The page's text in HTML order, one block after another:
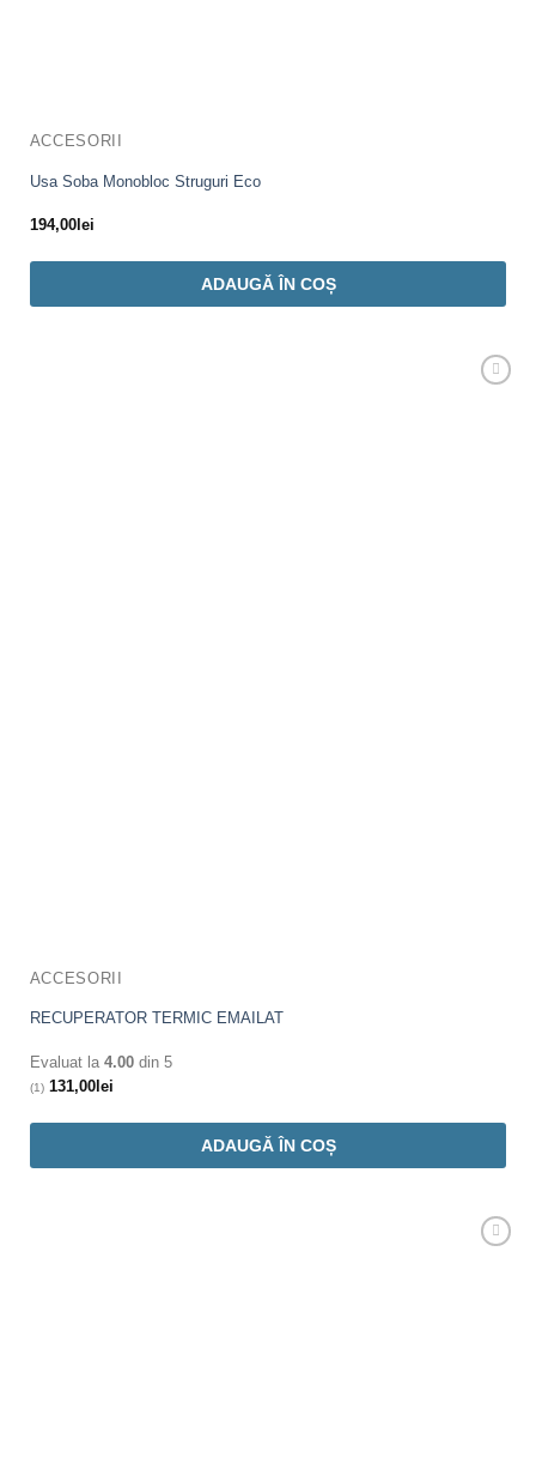
ACCESORII
Usa Soba Monobloc Struguri Eco
194,00lei
ADAUGĂ ÎN COȘ
ACCESORII
RECUPERATOR TERMIC EMAILAT
Evaluat la 4.00din 5
(1) 131,00lei
ADAUGĂ ÎN COȘ